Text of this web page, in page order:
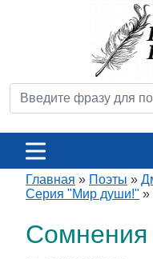
Главная » Поэты »
Серия "Мир души!" »
Сомнения